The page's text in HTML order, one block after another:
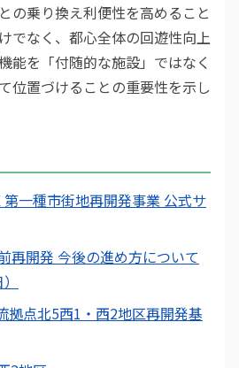
の乗り換え利便性を高めること
でなく、都心全体の回遊性向上
能を「付随的な施設」ではなく
位置づけることの重要性を示し
一種市街地再開発事業 公式サ
再開発 今後の進め方について
拠点北5西1・西2地区再開発基